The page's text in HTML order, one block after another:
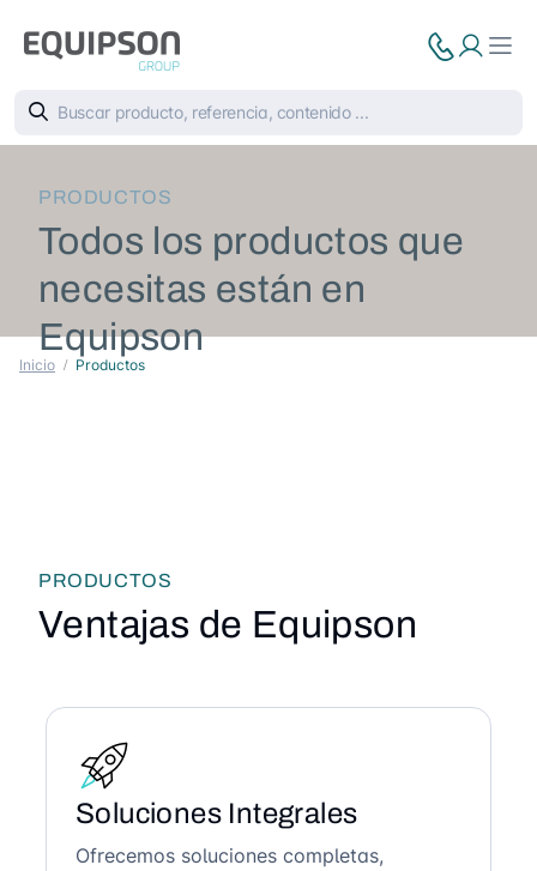
PRODUCTOS
Todos los productos que
necesitas están en
Equipson
Inicio Productos
PRODUCTOS
Ventajas de Equipson
Soluciones Integrales
Ofrecemos soluciones completas,